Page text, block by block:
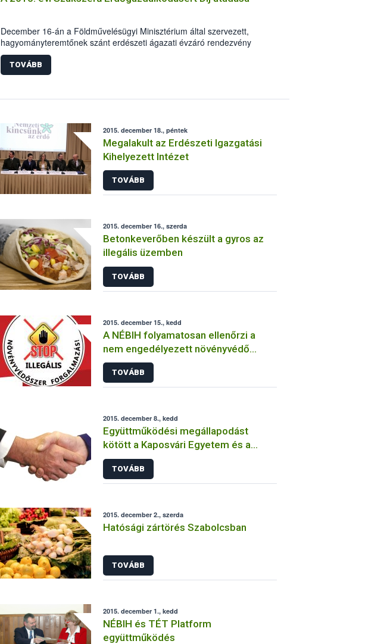
December 16-án a Földművelésügyi Minisztérium által szervezett,
hagyományteremtőnek szánt erdészeti ágazati évzáró rendezvény
keretében került sor a „Szakszerű Erdőgazdálkodásért Díj” átadására.
TOVÁBB
2015. december 18., péntek
Megalakult az Erdészeti Igazgatási
Kihelyezett Intézet
TOVÁBB
2015. december 16., szerda
Betonkeverőben készült a gyros az
illegális üzemben
TOVÁBB
2015. december 15., kedd
A NÉBIH folyamatosan ellenőrzi a
nem engedélyezett növényvédő
szerek forgalmazását és
felhasználását
TOVÁBB
2015. december 8., kedd
Együttműködési megállapodást
kötött a Kaposvári Egyetem és a
NÉBIH
TOVÁBB
2015. december 2., szerda
Hatósági zártörés Szabolcsban
TOVÁBB
2015. december 1., kedd
NÉBIH és TÉT Platform
együttműködés